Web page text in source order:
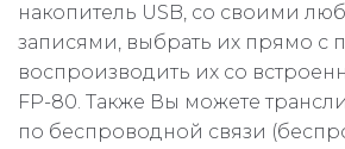
накопитель USB, со своими
записями, выбрать их прямо с
воспроизводить их со
FP-80. Также Вы можете
по беспроводной связи